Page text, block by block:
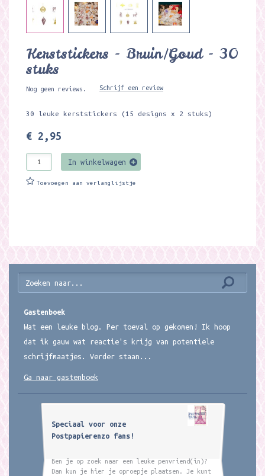
Kerststickers - Bruin/Goud - 30
stuks
Nog geen reviews. Schrijf een review
30 leuke kerststickers (15 designs x 2 stuks)
€ 2,95
In winkelwagen
Toevoegen aan verlanglijstje
Gastenboek
Wat een leuke blog. Per toeval op gekomen! Ik hoop
dat ik gauw wat reactie's krijg van potentiele
schrijfmaatjes. Verder staan...
Ga naar gastenboek
Speciaal voor onze
Postpapierenzo fans!
Ben je op zoek naar een leuke penvriend(in)?
Dan kun je hier je oproepje plaatsen. Je kunt